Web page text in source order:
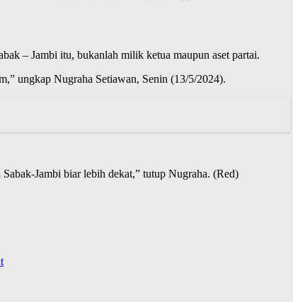
– Jambi itu, bukanlah milik ketua maupun aset partai.
ungkap Nugraha Setiawan, Senin (13/5/2024).
Jambi biar lebih dekat,” tutup Nugraha. (Red)